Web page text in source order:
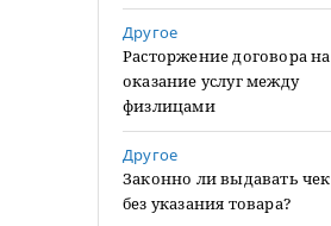
Другое
Расторжение договора на
оказание услуг между
физлицами
Другое
Законно ли выдавать чек
без указания товара?